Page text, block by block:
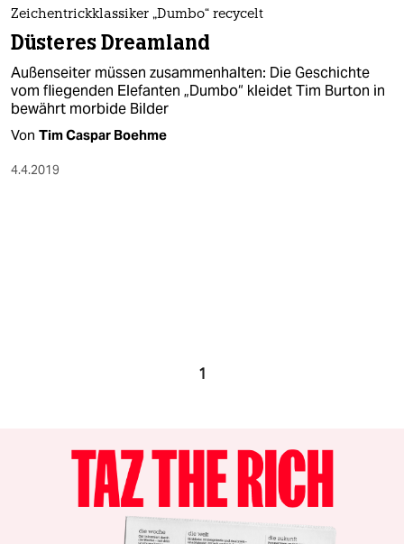
Zeichentrickklassiker „Dumbo“ recycelt
Düsteres Dreamland
Außenseiter müssen zusammenhalten: Die Geschichte
vom fliegenden Elefanten „Dumbo“ kleidet Tim Burton in
bewährt morbide Bilder
Von Tim Caspar Boehme
4.4.2019
1